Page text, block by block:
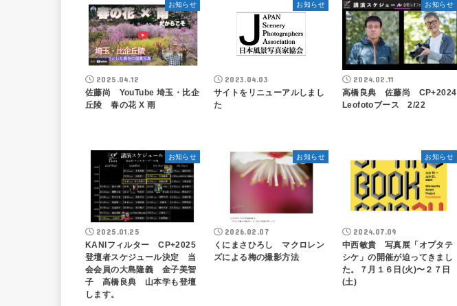
お知らせ
2025.04.12
佐藤尚 YouTube 埼玉・比企
丘陵 春の花 X 雨
お知らせ
2023.04.03
サイトをリニューアルしまし
た
お知らせ
2024.02.11
高橋良典 佐藤尚 CP+2024
Leofotoブース 2/22
お知らせ
2025.01.25
KANIフィルター CP+2025
登壇者スケジュール決定 当
会会員の大島隆義 金子美智
子 高橋良典 山本学も登壇
します。
お知らせ
2026.02.07
くにまさひろし マクロレン
ズによる梅の撮影方法
お知らせ
2024.07.09
中西敏貴 写真展「オプタテ
シケ」の開催が迫ってきまし
た。７月１６日(火)〜２７日
(土)